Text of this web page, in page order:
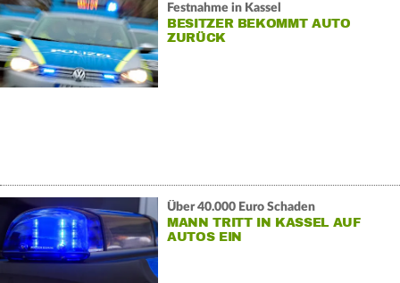
Festnahme in Kassel
BESITZER BEKOMMT AUTO
ZURÜCK
Über 40.000 Euro Schaden
MANN TRITT IN KASSEL AUF
AUTOS EIN